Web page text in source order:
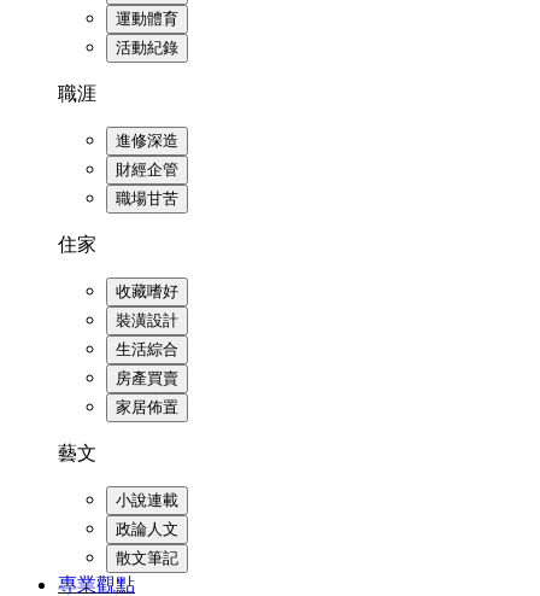
運動體育
活動紀錄
職涯
進修深造
財經企管
職場甘苦
住家
收藏嗜好
裝潢設計
生活綜合
房產買賣
家居佈置
藝文
小說連載
政論人文
散文筆記
專業觀點